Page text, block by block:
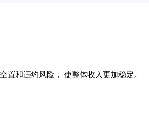
置和违约风险， 使整体收入更加稳定。